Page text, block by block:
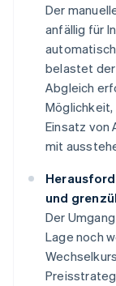
Der
anfällig für
belastet der
Abgleich
Einsatz von
mit
und
Der
Lage noch